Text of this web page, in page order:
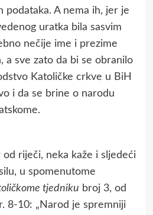
podataka. A nema ih, jer je
uratka bila sasvim
nečije ime i prezime
a sve zato da bi se obranilo
Katoličke crkve u BiH
i da se brine o narodu
riječi, neka kaže i sljedeći
u spomenutome
tjedniku broj 3, od
8-10: „Narod je spremniji